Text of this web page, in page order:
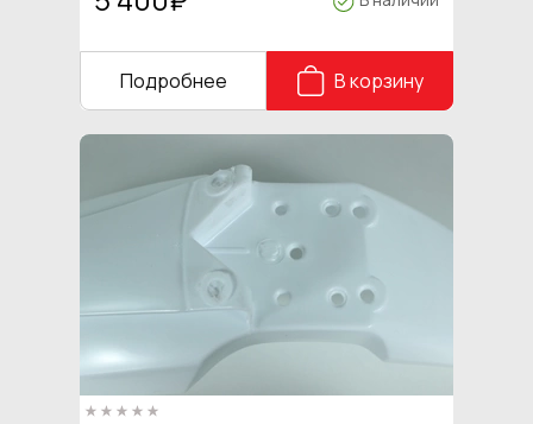
Подробнее В корзину